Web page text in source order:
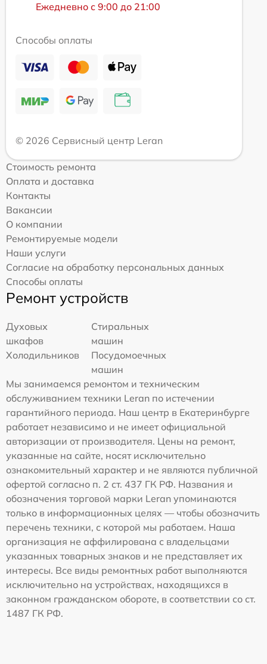
Ежедневно с 9:00 до 21:00
Способы оплаты
© 2026 Сервисный центр Leran
Стоимость ремонта
Оплата и доставка
Контакты
Вакансии
О компании
Ремонтируемые модели
Наши услуги
Согласие на обработку персональных данных
Способы оплаты
Ремонт устройств
Духовых
шкафов
Стиральных
машин
Холодильников
Посудомоечных
машин
Мы занимаемся ремонтом и техническим
обслуживанием техники Leran по истечении
гарантийного периода. Наш центр в Екатеринбурге
работает независимо и не имеет официальной
авторизации от производителя. Цены на ремонт,
указанные на сайте, носят исключительно
ознакомительный характер и не являются публичной
офертой согласно п. 2 ст. 437 ГК РФ. Названия и
обозначения торговой марки Leran упоминаются
только в информационных целях — чтобы обозначить
перечень техники, с которой мы работаем. Наша
организация не аффилирована с владельцами
указанных товарных знаков и не представляет их
интересы. Все виды ремонтных работ выполняются
исключительно на устройствах, находящихся в
законном гражданском обороте, в соответствии со ст.
1487 ГК РФ.